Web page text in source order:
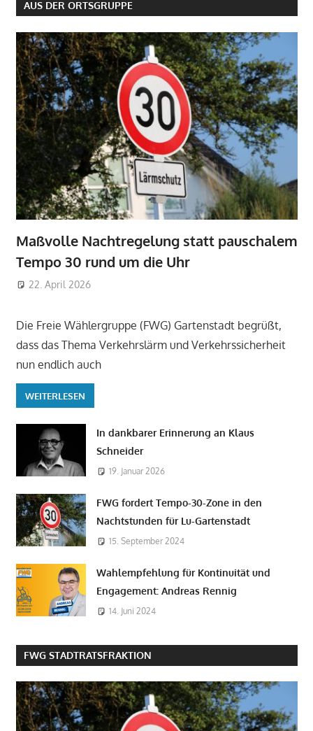
AUS DER ORTSGRUPPE
Maßvolle Nachtregelung statt pauschalem
Tempo 30 rund um die Uhr
22. April 2026
Die Freie Wählergruppe (FWG) Gartenstadt begrüßt,
dass das Thema Verkehrslärm und Verkehrssicherheit
nun endlich auch
WEITERLESEN
In dankbarer Erinnerung an Klaus
Schneider
19. Januar 2026
FWG fordert Tempo-30-Zone in den
Nachtstunden für Lu-Gartenstadt
15. September 2024
Wahlempfehlung für Kontinuität und
Engagement: Andreas Rennig
14. Juni 2024
FWG STADTRATSFRAKTION